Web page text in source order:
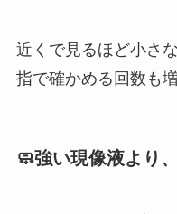
近くで見るほど小さ
指で確かめる回数も増
🧼強い現像液より